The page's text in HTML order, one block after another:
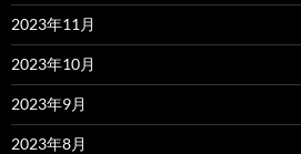
2023年11月
2023年10月
2023年9月
2023年8月